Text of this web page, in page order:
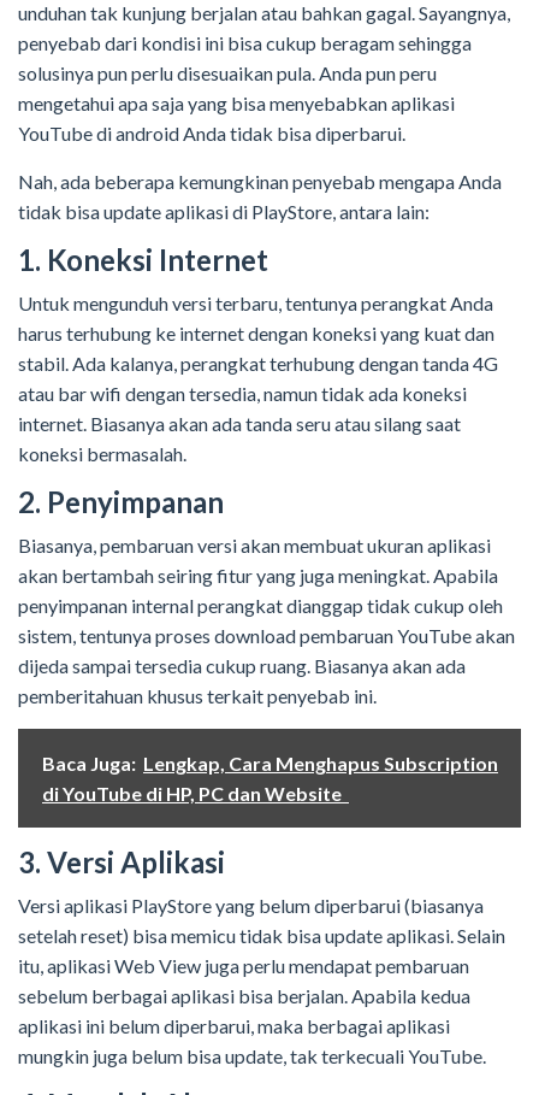
unduhan tak kunjung berjalan atau bahkan gagal. Sayangnya,
penyebab dari kondisi ini bisa cukup beragam sehingga
solusinya pun perlu disesuaikan pula. Anda pun peru
mengetahui apa saja yang bisa menyebabkan aplikasi
YouTube di android Anda tidak bisa diperbarui.
Nah, ada beberapa kemungkinan penyebab mengapa Anda
tidak bisa update aplikasi di PlayStore, antara lain:
1. Koneksi Internet
Untuk mengunduh versi terbaru, tentunya perangkat Anda
harus terhubung ke internet dengan koneksi yang kuat dan
stabil. Ada kalanya, perangkat terhubung dengan tanda 4G
atau bar wifi dengan tersedia, namun tidak ada koneksi
internet. Biasanya akan ada tanda seru atau silang saat
koneksi bermasalah.
2. Penyimpanan
Biasanya, pembaruan versi akan membuat ukuran aplikasi
akan bertambah seiring fitur yang juga meningkat. Apabila
penyimpanan internal perangkat dianggap tidak cukup oleh
sistem, tentunya proses download pembaruan YouTube akan
dijeda sampai tersedia cukup ruang. Biasanya akan ada
pemberitahuan khusus terkait penyebab ini.
Baca Juga: Lengkap, Cara Menghapus Subscription
di YouTube di HP, PC dan Website
3. Versi Aplikasi
Versi aplikasi PlayStore yang belum diperbarui (biasanya
setelah reset) bisa memicu tidak bisa update aplikasi. Selain
itu, aplikasi Web View juga perlu mendapat pembaruan
sebelum berbagai aplikasi bisa berjalan. Apabila kedua
aplikasi ini belum diperbarui, maka berbagai aplikasi
mungkin juga belum bisa update, tak terkecuali YouTube.